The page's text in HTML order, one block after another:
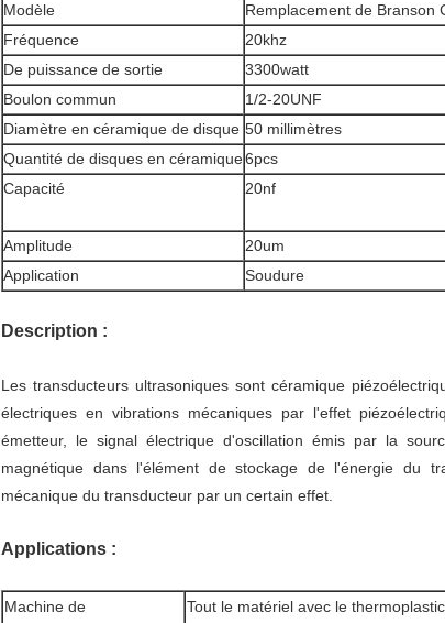
Modèle
Remplacement de Branson
Fréquence
20khz
De puissance de sortie
3300watt
Boulon commun
1/2-20UNF
Diamètre en céramique de disque 50 millimètres
Quantité de disques en céramique6pcs
Capacité
20nf
Amplitude
20um
Application
Soudure
Description :
Les transducteurs ultrasoniques sont céramique
électriques en vibrations mécaniques par l'effet
émetteur, le signal électrique d'oscillation émis par la
magnétique dans l'élément de stockage de l'énergie du
mécanique du transducteur par un certain effet.
Applications :
Machine de
Tout le matériel avec le